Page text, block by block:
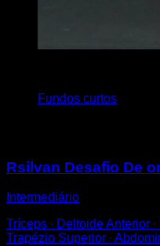
Fundos curtos
Rsilvan Desafio De
Intermediário
Tríceps ∙ Deltoide Anterior
Trapézio Superior ∙